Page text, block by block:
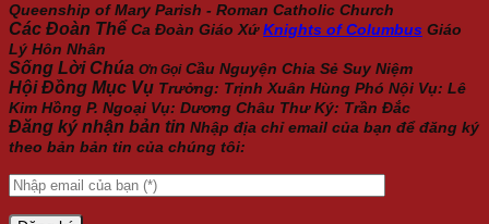
Queenship of Mary Parish - Roman Catholic Church
Các Đoàn Thể Ca Đoàn Giáo Xứ Knights of Columbus Giáo
Lý Hôn Nhân
Sống Lời Chúa Ơn Gọi Cầu Nguyện Chia Sẻ Suy Niệm
Hội Đồng Mục Vụ Trưởng: Trịnh Xuân Hùng Phó Nội Vụ: Lê
Kim Hồng P. Ngoại Vụ: Dương Châu Thư Ký: Trần Đắc
Đăng ký nhận bản tin Nhập địa chỉ email của bạn để đăng ký
theo bản bản tin của chúng tôi: